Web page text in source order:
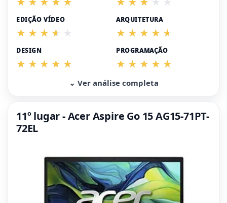
EDIÇÃO VÍDEO ARQUITETURA
DESIGN PROGRAMAÇÃO
⌄ Ver análise completa
11º lugar - Acer Aspire Go 15 AG15-71PT-
72EL